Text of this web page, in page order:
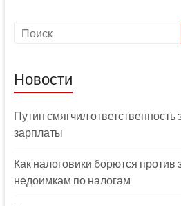
Новости
Путин смягчил ответственность
зарплаты
Как налоговики борются против
недоимкам по налогам